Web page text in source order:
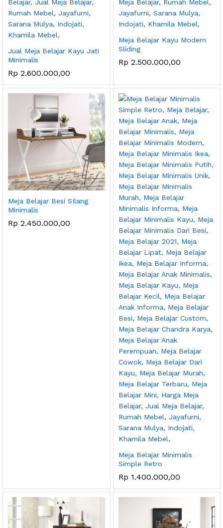
Jual Meja Belajar Kayu Jati
Minimalis
Rp 2.600.000,00
Meja Belajar Kayu Modern
Sliding
Rp 2.500.000,00
Meja Belajar Besi SIlang
Minimalis
Rp 2.450.000,00
Meja Belajar Minimalis
Simple Retro
Rp 1.400.000,00